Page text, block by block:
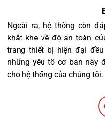
Ngoài ra, hệ thống còn
khắt khe về độ an toàn
trang thiết bị hiện đại
những yếu tố cơ bản này
cho hệ thống của chúng tôi.